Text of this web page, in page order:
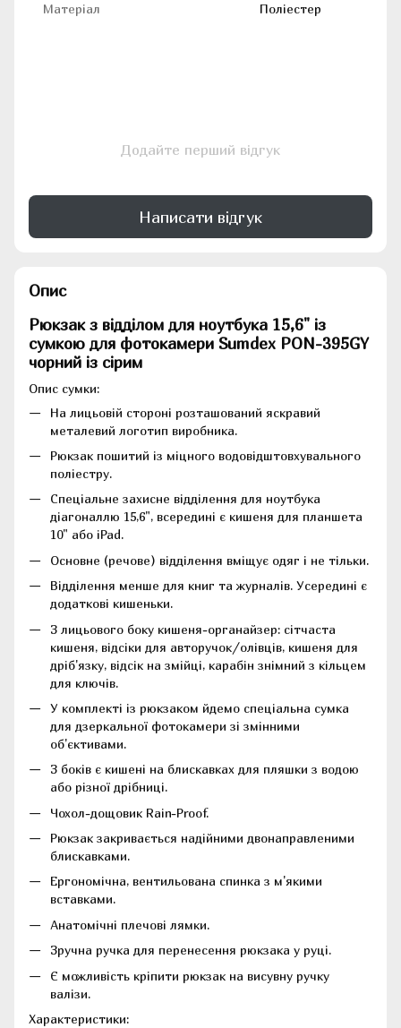
Матеріал Поліестер
Додайте перший відгук
Написати відгук
Опис
Рюкзак з відділом для ноутбука 15,6" із
сумкою для фотокамери Sumdex PON-395GY
чорний із сірим
Опис сумки:
На лицьовій стороні розташований яскравий
металевий логотип виробника.
Рюкзак пошитий із міцного водовідштовхувального
поліестру.
Спеціальне захисне відділення для ноутбука
діагоналлю 15,6", всередині є кишеня для планшета
10" або iPad.
Основне (речове) відділення вміщує одяг і не тільки.
Відділення менше для книг та журналів. Усередині є
додаткові кишеньки.
З лицьового боку кишеня-органайзер: сітчаста
кишеня, відсіки для авторучок/олівців, кишеня для
дріб'язку, відсік на змійці, карабін знімний з кільцем
для ключів.
У комплекті із рюкзаком йдемо спеціальна сумка
для дзеркальної фотокамери зі змінними
об'єктивами.
З боків є кишені на блискавках для пляшки з водою
або різної дрібниці.
Чохол-дощовик Rain-Proof.
Рюкзак закривається надійними двонаправленими
блискавками.
Ергономічна, вентильована спинка з м'якими
вставками.
Анатомічні плечові лямки.
Зручна ручка для перенесення рюкзака у руці.
Є можливість кріпити рюкзак на висувну ручку
валізи.
Характеристики: